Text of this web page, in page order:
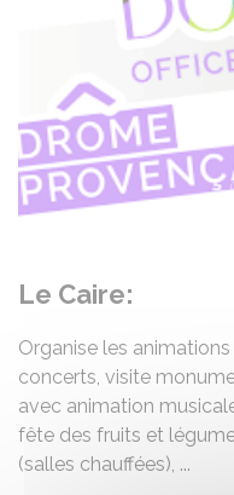
Précédent
Le Caire:
Organise les
concerts, visite
avec animation
fête des fruits et
(salles chauffées), ...